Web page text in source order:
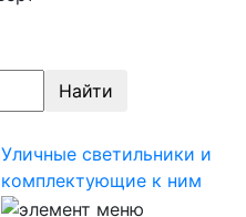
Найти
Уличные светильники и
комплектующие к ним